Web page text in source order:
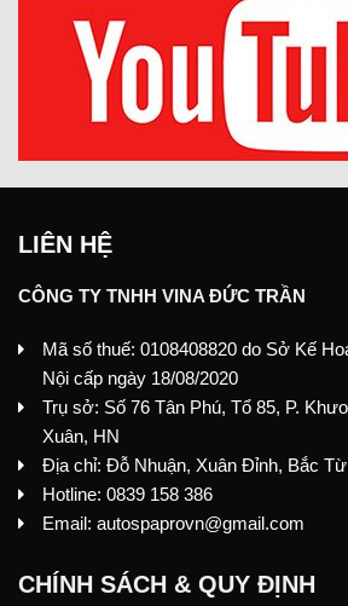
LIÊN HỆ
CÔNG TY TNHH VINA ĐỨC TRẦN
Mã số thuế: 0108408820 do Sở Kế
Nội cấp ngày 18/08/2020
Trụ sở: Số 76 Tân Phú, Tổ 85, P.
Xuân, HN
Địa chỉ: Đỗ Nhuận, Xuân Đỉnh, Bắc
Hotline: 0839 158 386
Email: autospaprovn@gmail.com
CHÍNH SÁCH & QUY ĐỊNH